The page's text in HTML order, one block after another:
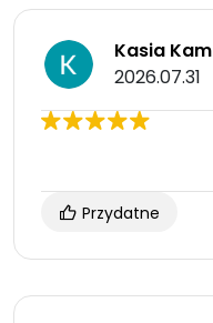
Kasia Kam
2026.07.31
Przydatne